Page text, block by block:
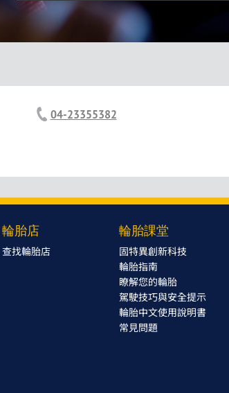
04-23355382
輪胎店
查找輪胎店
輪胎課堂
固特異創新科技
輪胎指南
瞭解您的輪胎
駕駛技巧與安全提示
輪胎中文使用說明書
常見問題